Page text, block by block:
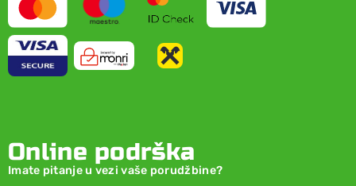
Online podrška
Imate pitanje u vezi vaše porudžbine?